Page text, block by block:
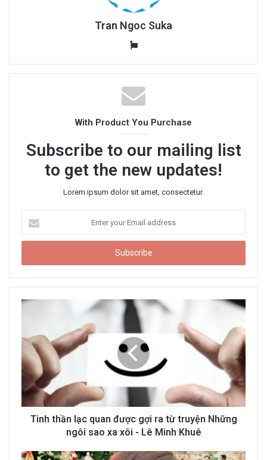
Tran Ngoc Suka
W
b
s
i
e
With Product You Purchase
Subscribe to our mailing list
to get the new updates!
Lorem ipsum dolor sit amet, consectetur.
t
r
y
u
m
a
i
a
s
Tinh thần lạc quan được gợi ra từ truyện Những
ngôi sao xa xôi - Lê Minh Khuê